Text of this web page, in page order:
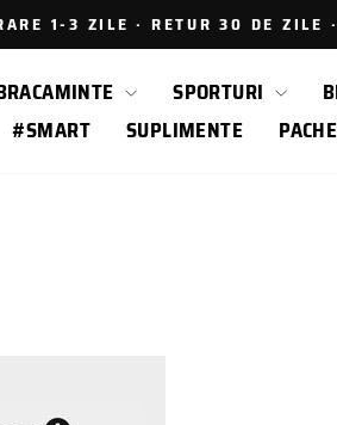
Intrerupe
prezentarea
1-3 ZILE · RETUR 30 DE ZILE
SPORTURI
#SMART SUPLIMENTE